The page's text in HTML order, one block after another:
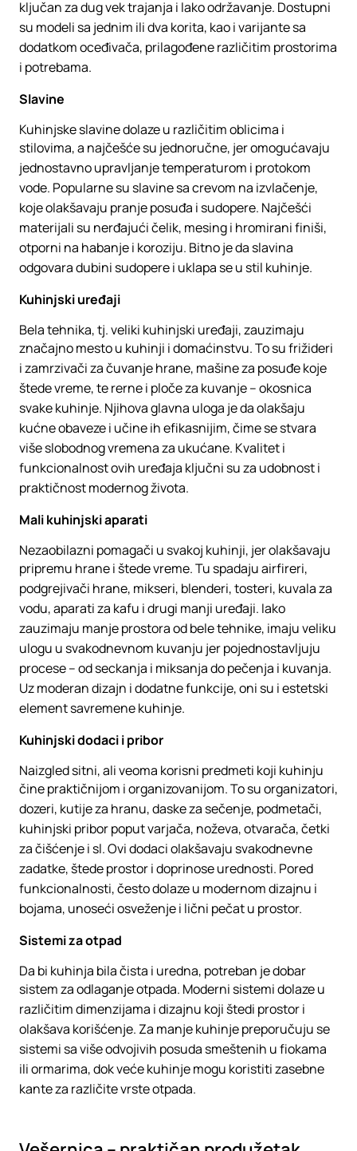
ključan za dug vek trajanja i lako održavanje. Dostupni
su modeli sa jednim ili dva korita, kao i varijante sa
dodatkom oceđivača, prilagođene različitim prostorima
i potrebama.
Slavine
Kuhinjske slavine dolaze u različitim oblicima i
stilovima, a najčešće su jednoručne, jer omogućavaju
jednostavno upravljanje temperaturom i protokom
vode. Popularne su slavine sa crevom na izvlačenje,
koje olakšavaju pranje posuđa i sudopere. Najčešći
materijali su nerđajući čelik, mesing i hromirani finiši,
otporni na habanje i koroziju. Bitno je da slavina
odgovara dubini sudopere i uklapa se u stil kuhinje.
Kuhinjski uređaji
Bela tehnika, tj. veliki kuhinjski uređaji, zauzimaju
značajno mesto u kuhinji i domaćinstvu. To su frižideri
i zamrzivači za čuvanje hrane, mašine za posuđe koje
štede vreme, te rerne i ploče za kuvanje – okosnica
svake kuhinje. Njihova glavna uloga je da olakšaju
kućne obaveze i učine ih efikasnijim, čime se stvara
više slobodnog vremena za ukućane. Kvalitet i
funkcionalnost ovih uređaja ključni su za udobnost i
praktičnost modernog života.
Mali kuhinjski aparati
Nezaobilazni pomagači u svakoj kuhinji, jer olakšavaju
pripremu hrane i štede vreme. Tu spadaju airfireri,
podgrejivači hrane, mikseri, blenderi, tosteri, kuvala za
vodu, aparati za kafu i drugi manji uređaji. Iako
zauzimaju manje prostora od bele tehnike, imaju veliku
ulogu u svakodnevnom kuvanju jer pojednostavljuju
procese – od seckanja i miksanja do pečenja i kuvanja.
Uz moderan dizajn i dodatne funkcije, oni su i estetski
element savremene kuhinje.
Kuhinjski dodaci i pribor
Naizgled sitni, ali veoma korisni predmeti koji kuhinju
čine praktičnijom i organizovanijom. To su organizatori,
dozeri, kutije za hranu, daske za sečenje, podmetači,
kuhinjski pribor poput varjača, noževa, otvarača, četki
za čišćenje i sl. Ovi dodaci olakšavaju svakodnevne
zadatke, štede prostor i doprinose urednosti. Pored
funkcionalnosti, često dolaze u modernom dizajnu i
bojama, unoseći osveženje i lični pečat u prostor.
Sistemi za otpad
Da bi kuhinja bila čista i uredna, potreban je dobar
sistem za odlaganje otpada. Moderni sistemi dolaze u
različitim dimenzijama i dizajnu koji štedi prostor i
olakšava korišćenje. Za manje kuhinje preporučuju se
sistemi sa više odvojivih posuda smeštenih u fiokama
ili ormarima, dok veće kuhinje mogu koristiti zasebne
kante za različite vrste otpada.